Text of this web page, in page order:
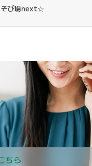
び場next☆
ちら